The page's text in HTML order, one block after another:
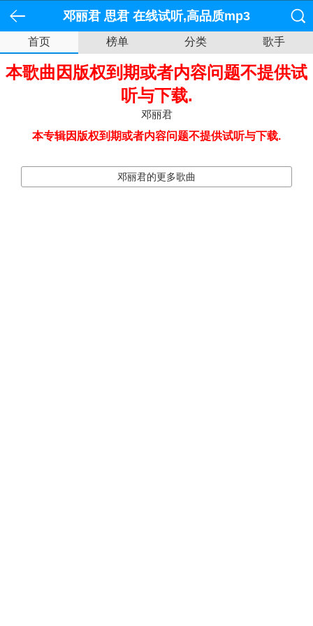
邓丽君 思君 在线试听,高品质mp3
下载,歌词下载_邓丽君专辑 淡淡幽
情全碟试听下载
首页 榜单 分类 歌手
本歌曲因版权到期或者内容问题不提供试
听与下载.
邓丽君
本专辑因版权到期或者内容问题不提供试听与下载.
邓丽君的更多歌曲